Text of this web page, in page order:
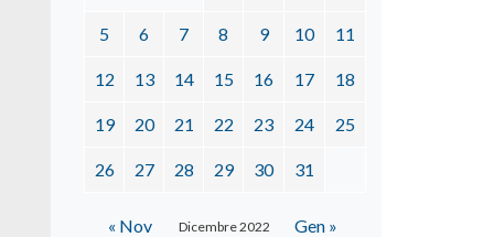
Dicembre 2022
5 6 7 8 9 10 11
12 13 14 15 16 17 18
19 20 21 22 23 24 25
26 27 28 29 30 31
« Nov Gen »